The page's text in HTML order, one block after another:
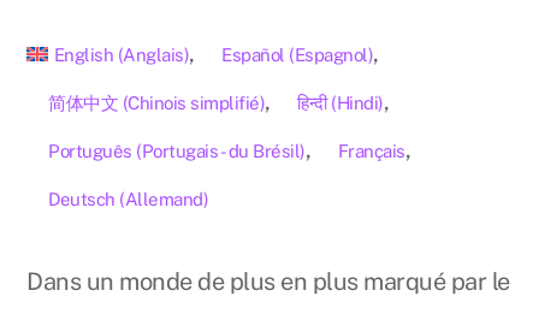
English (Anglais) Español (Espagnol)
简体中文 (Chinois simplifié) हिन्दी(Hindi)
Português (Portugais - du Brésil) Français
Deutsch (Allemand)
Dans un monde de plus en plus marqué par le